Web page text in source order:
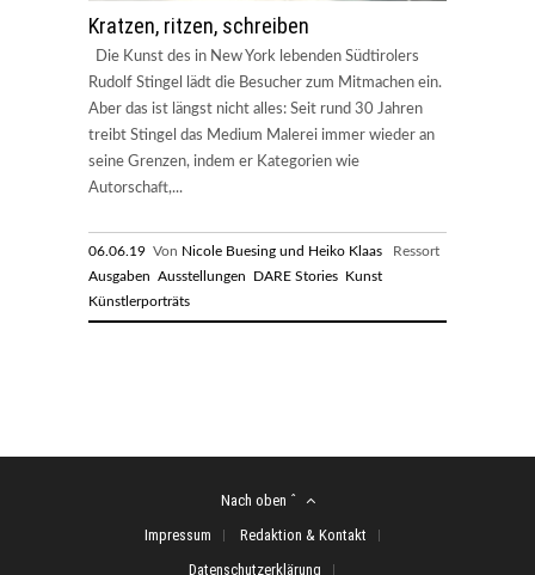
Kratzen, ritzen, schreiben
Die Kunst des in New York lebenden Südtirolers
Rudolf Stingel lädt die Besucher zum Mitmachen ein.
Aber das ist längst nicht alles: Seit rund 30 Jahren
treibt Stingel das Medium Malerei immer wieder an
seine Grenzen, indem er Kategorien wie
Autorschaft,...
06.06.19 Von Nicole Buesing und Heiko Klaas Ressort
Ausgaben Ausstellungen DARE Stories Kunst
Künstlerporträts
Nach oben ˆ
Impressum
Redaktion & Kontakt
Datenschutzerklärung